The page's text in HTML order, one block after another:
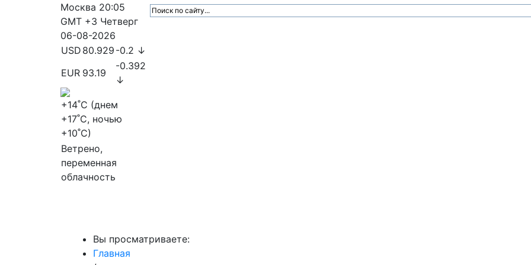
Москва 20:05
GMT +3 Четверг
06-08-2026
USD 80.929 -0.2 ↓
EUR 93.19
-0.392
↓
+14˚C (днем
+17˚C, ночью
+10˚C)
Ветрено,
переменная
облачность
Вы просматриваете:
Главная